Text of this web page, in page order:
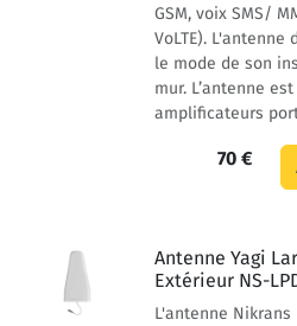
GSM, voix SMS/
VoLTE).
le mode de son
mur. L’antenne
amplificateurs
70 €
Antenne Yagi
Extérieur NS-
L'antenne Nikrans